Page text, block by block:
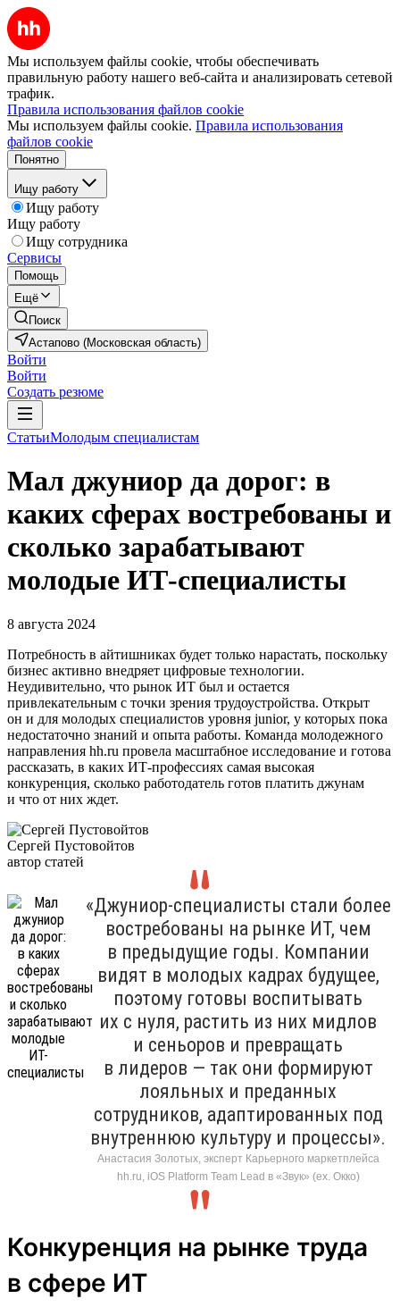
Мы используем файлы cookie, чтобы обеспечивать
правильную работу нашего веб-сайта и анализировать сетевой
трафик.
Правила использования файлов cookie
Мы используем файлы cookie. Правила использования
файлов cookie
Понятно
Ищу работу
Ищу работу
Ищу работу
Ищу сотрудника
Сервисы
Помощь
Ещё
Поиск
Астапово (Московская область)
Войти
Войти
Создать резюме
СтатьиМолодым специалистам
Мал джуниор да дорог: в
каких сферах востребованы и
сколько зарабатывают
молодые ИТ-специалисты
8 августа 2024
Потребность в айтишниках будет только нарастать, поскольку
бизнес активно внедряет цифровые технологии.
Неудивительно, что рынок ИТ был и остается
привлекательным с точки зрения трудоустройства. Открыт
он и для молодых специалистов уровня junior, у которых пока
недостаточно знаний и опыта работы. Команда молодежного
направления hh.ru провела масштабное исследование и готова
рассказать, в каких ИТ-профессиях самая высокая
конкуренция, сколько работодатель готов платить джунам
и что от них ждет.
Сергей Пустовойтов
автор статей
«Джуниор-специалисты стали более
востребованы на рынке ИТ, чем
в предыдущие годы. Компании
видят в молодых кадрах будущее,
поэтому готовы воспитывать
их с нуля, растить из них мидлов
и сеньоров и превращать
в лидеров — так они формируют
лояльных и преданных
сотрудников, адаптированных под
внутреннюю культуру и процессы».
Анастасия Золотых, эксперт Карьерного маркетплейса
hh.ru, iOS Platform Team Lead в «Звук» (ex. Окко)
Конкуренция на рынке труда
в сфере ИТ